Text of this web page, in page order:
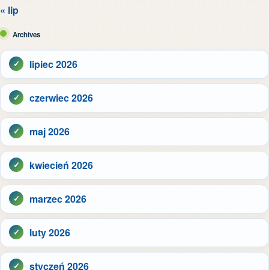
« lip
Archives
lipiec 2026
czerwiec 2026
maj 2026
kwiecień 2026
marzec 2026
luty 2026
styczeń 2026